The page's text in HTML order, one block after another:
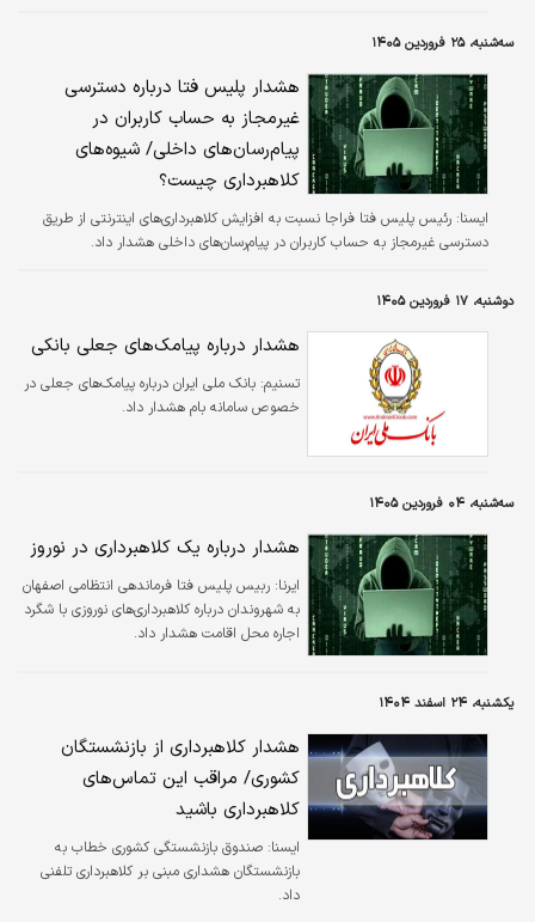
کلاهبرداری است
سه‌شنبه، ۲۵ فروردین ۱۴۰۵
هشدار پلیس فتا درباره دسترسی
غیرمجاز به حساب کاربران در
پیام‌رسان‌های داخلی/ شیوه‌های
کلاهبرداری چیست؟
ايسنا: رئیس پلیس فتا فراجا نسبت به افزایش کلاهبرداری‌های اینترنتی از طریق
دسترسی غیرمجاز به حساب کاربران در پیام‌رسان‌های داخلی هشدار داد.
دوشنبه، ۱۷ فروردین ۱۴۰۵
هشدار درباره پیامک‌های جعلی بانکی
تسنیم: بانک ملی ایران درباره پیامک‌های جعلی در
خصوص سامانه بام هشدار داد.
سه‌شنبه، ۰۴ فروردین ۱۴۰۵
هشدار درباره یک کلاهبرداری در نوروز
ایرنا: ربیس پلیس فتا فرماندهی انتظامی اصفهان
به شهروندان درباره کلاهبرداری‌های نوروزی با شگرد
اجاره محل اقامت هشدار داد.
یکشنبه، ۲۴ اسفند ۱۴۰۴
هشدار کلاهبرداری از بازنشستگان
کشوری/ مراقب این تماس‌های
کلاهبرداری باشید
ايسنا: صندوق بازنشستگی کشوری خطاب به
بازنشستگان هشداری مبنی بر کلاهبرداری تلفنی
داد.